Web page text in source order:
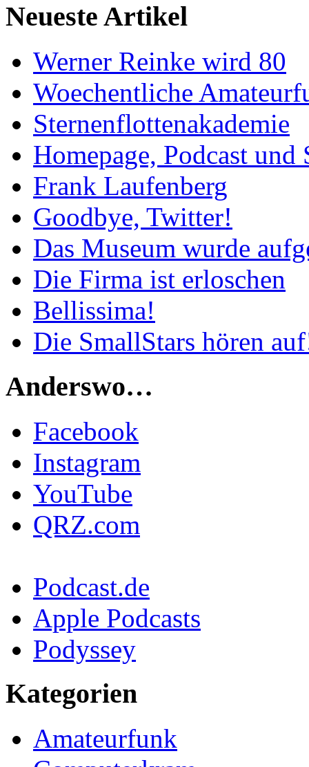
Neueste Artikel
Werner Reinke wird 80
Woechentliche
Sternenflottenakademie
Homepage, Podcast
Frank Laufenberg
Goodbye, Twitter!
Das Museum wurde
Die Firma ist erloschen
Bellissima!
Die SmallStars hören
Anderswo…
Facebook
Instagram
YouTube
QRZ.com
Podcast.de
Apple Podcasts
Podyssey
Kategorien
Amateurfunk